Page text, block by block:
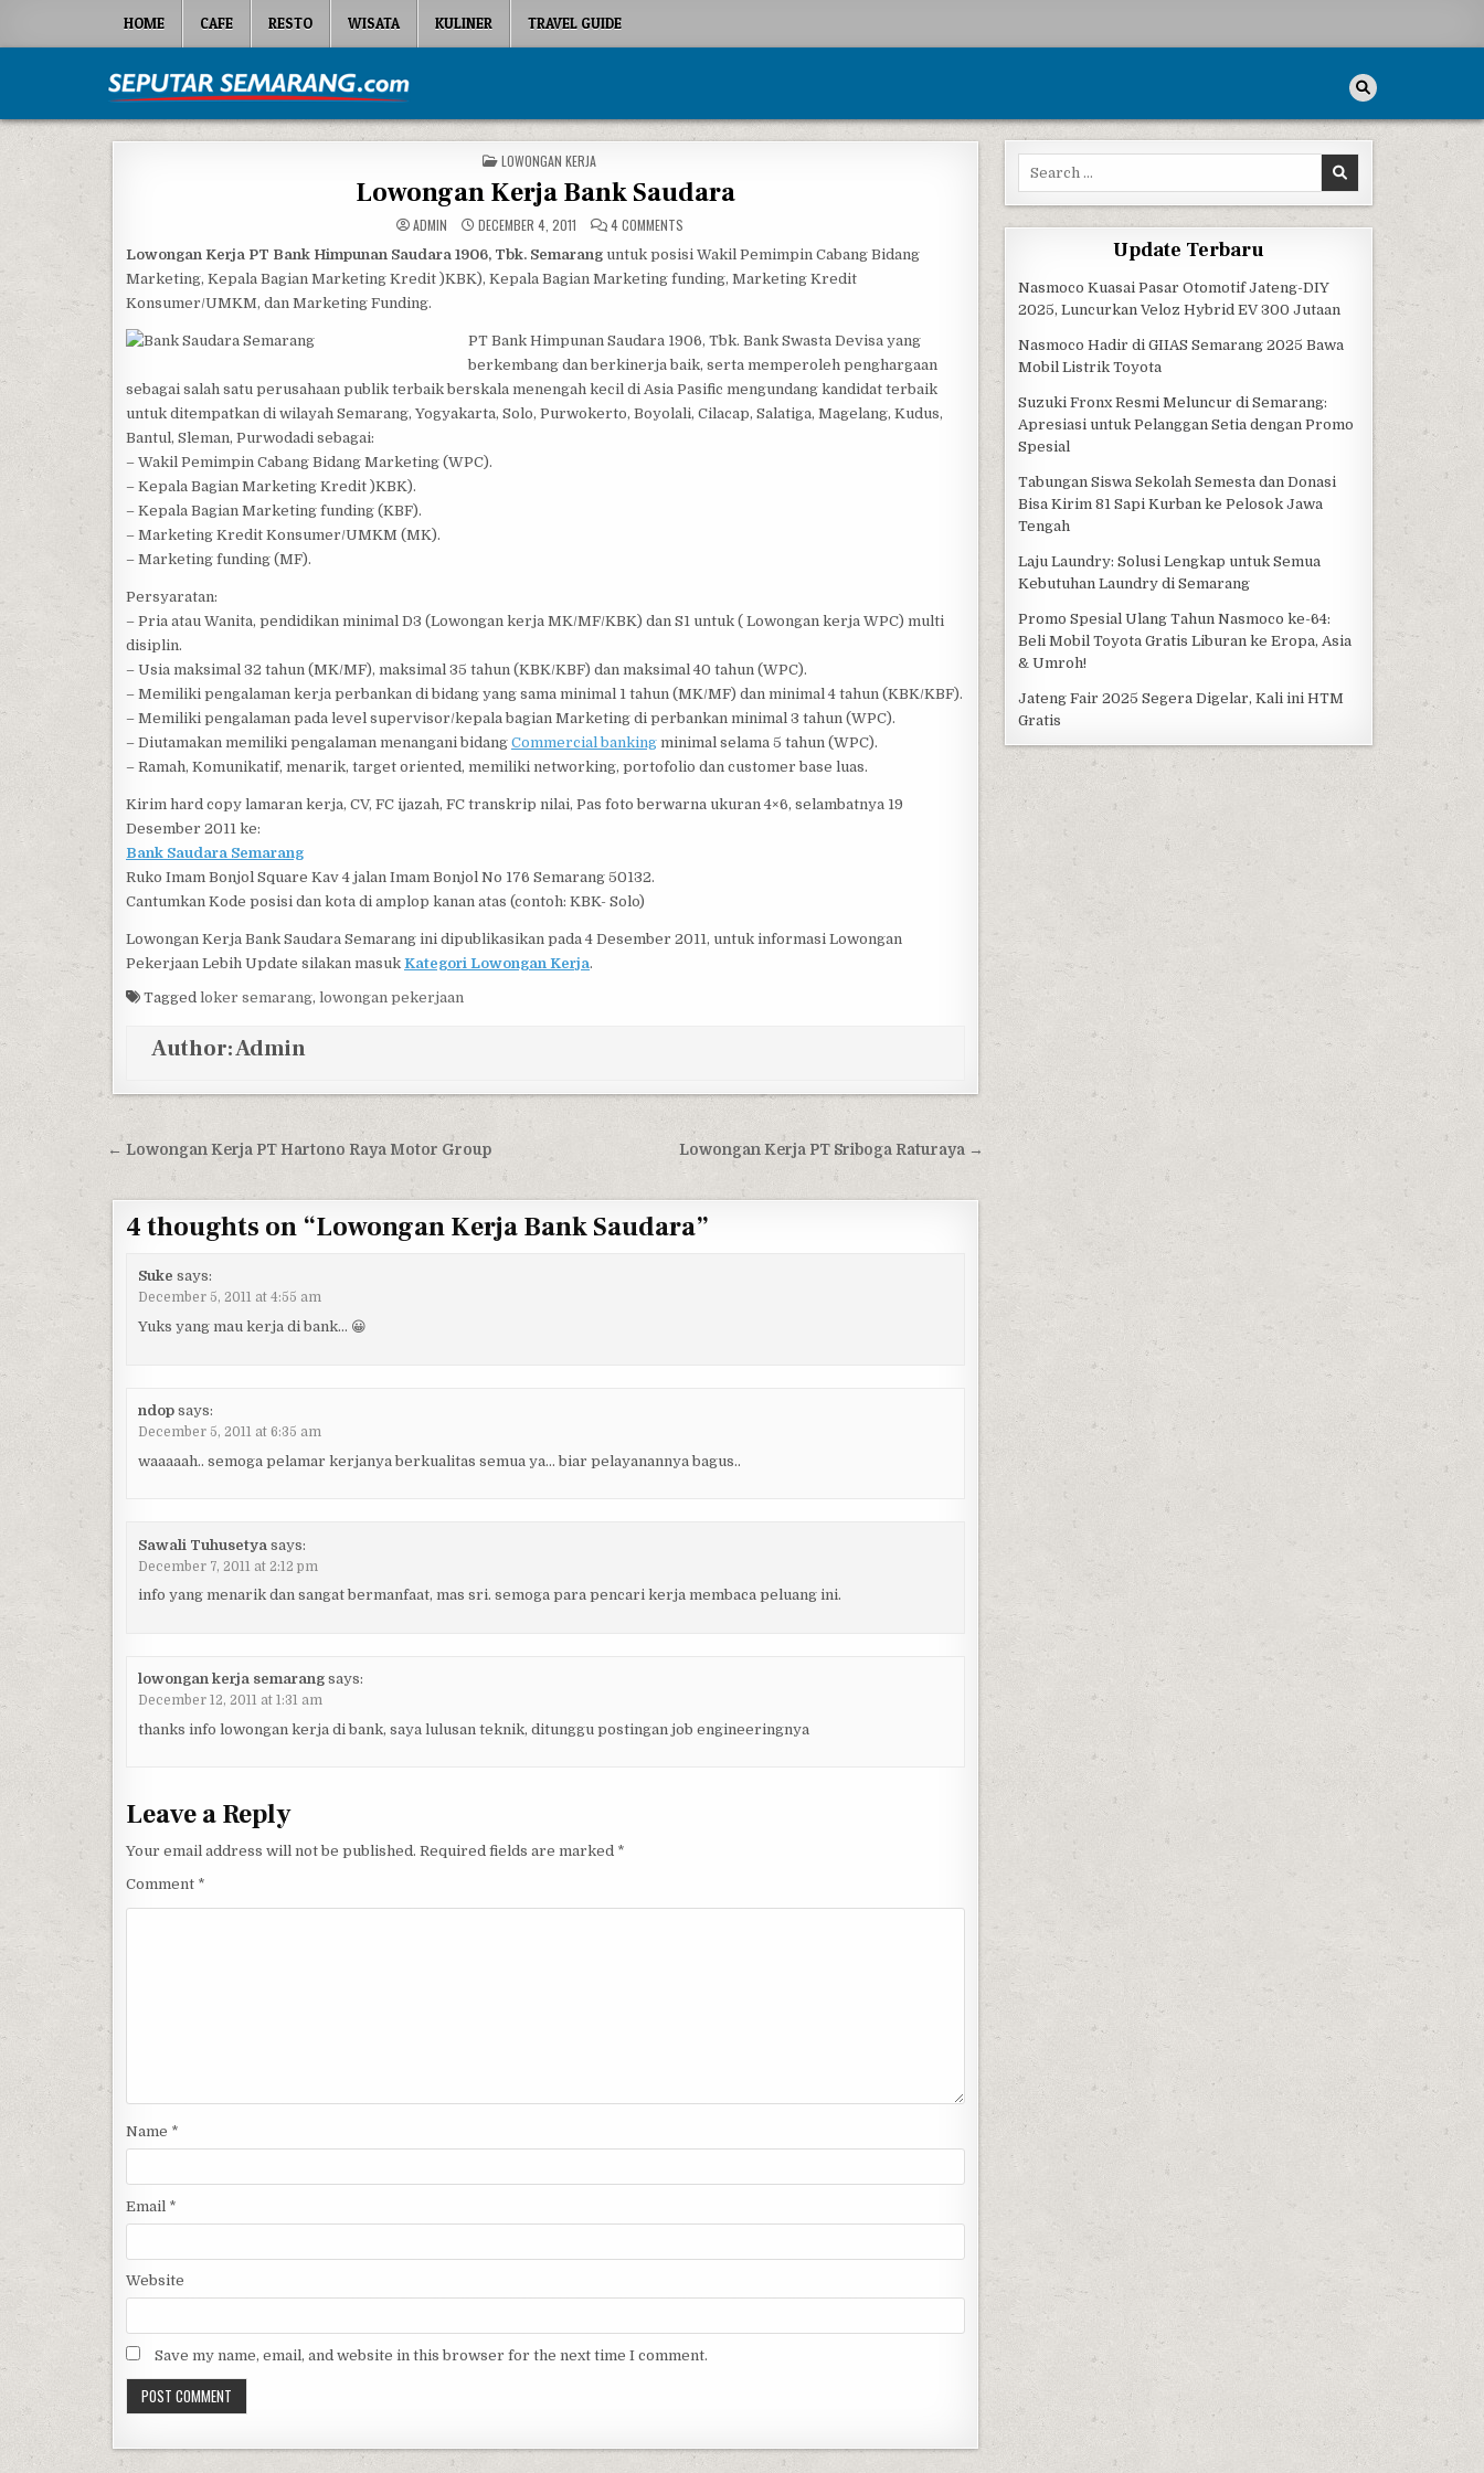
HOME CAFE RESTO WISATA KULINER TRAVEL GUIDE
Seputar Semarang
POSTED IN
LOWONGAN KERJA
Lowongan Kerja Bank Saudara
ADMIN DECEMBER 4, 2011 4 COMMENTSON LOWONGAN KERJA BANK SAUDARA
Lowongan Kerja PT Bank Himpunan Saudara 1906, Tbk. Semarang untuk posisi Wakil Pemimpin Cabang Bidang
Marketing, Kepala Bagian Marketing Kredit )KBK), Kepala Bagian Marketing funding, Marketing Kredit
Konsumer/UMKM, dan Marketing Funding.
PT Bank Himpunan Saudara 1906, Tbk. Bank Swasta Devisa yang
berkembang dan berkinerja baik, serta memperoleh penghargaan
sebagai salah satu perusahaan publik terbaik berskala menengah kecil di Asia Pasific mengundang kandidat terbaik
untuk ditempatkan di wilayah Semarang, Yogyakarta, Solo, Purwokerto, Boyolali, Cilacap, Salatiga, Magelang, Kudus,
Bantul, Sleman, Purwodadi sebagai:
– Wakil Pemimpin Cabang Bidang Marketing (WPC).
– Kepala Bagian Marketing Kredit )KBK).
– Kepala Bagian Marketing funding (KBF).
– Marketing Kredit Konsumer/UMKM (MK).
– Marketing funding (MF).
Persyaratan:
– Pria atau Wanita, pendidikan minimal D3 (Lowongan kerja MK/MF/KBK) dan S1 untuk ( Lowongan kerja WPC) multi
disiplin.
– Usia maksimal 32 tahun (MK/MF), maksimal 35 tahun (KBK/KBF) dan maksimal 40 tahun (WPC).
– Memiliki pengalaman kerja perbankan di bidang yang sama minimal 1 tahun (MK/MF) dan minimal 4 tahun (KBK/KBF).
– Memiliki pengalaman pada level supervisor/kepala bagian Marketing di perbankan minimal 3 tahun (WPC).
– Diutamakan memiliki pengalaman menangani bidang Commercial banking minimal selama 5 tahun (WPC).
– Ramah, Komunikatif, menarik, target oriented, memiliki networking, portofolio dan customer base luas.
Kirim hard copy lamaran kerja, CV, FC ijazah, FC transkrip nilai, Pas foto berwarna ukuran 4×6, selambatnya 19
Desember 2011 ke:
Bank Saudara Semarang
Ruko Imam Bonjol Square Kav 4 jalan Imam Bonjol No 176 Semarang 50132.
Cantumkan Kode posisi dan kota di amplop kanan atas (contoh: KBK- Solo)
Lowongan Kerja Bank Saudara Semarang ini dipublikasikan pada 4 Desember 2011, untuk informasi Lowongan
Pekerjaan Lebih Update silakan masuk Kategori Lowongan Kerja.
Tagged loker semarang, lowongan pekerjaan
Author:Admin
Post navigation Lowongan Kerja PT Sriboga Raturaya →
← Lowongan Kerja PT Hartono Raya Motor Group
4 thoughts on “Lowongan Kerja Bank Saudara”
Suke says:
December 5, 2011 at 4:55 am
Yuks yang mau kerja di bank… 😀
ndop says:
December 5, 2011 at 6:35 am
waaaaah.. semoga pelamar kerjanya berkualitas semua ya… biar pelayanannya bagus..
Sawali Tuhusetya says:
December 7, 2011 at 2:12 pm
info yang menarik dan sangat bermanfaat, mas sri. semoga para pencari kerja membaca peluang ini.
lowongan kerja semarang says:
December 12, 2011 at 1:31 am
thanks info lowongan kerja di bank, saya lulusan teknik, ditunggu postingan job engineeringnya
Leave a Reply
Your email address will not be published. Required fields are marked *
Comment *
Name *
Email *
Website
Save my name, email, and website in this browser for the next time I comment.
Search for:
Update Terbaru
Nasmoco Kuasai Pasar Otomotif Jateng-DIY
2025, Luncurkan Veloz Hybrid EV 300 Jutaan
Nasmoco Hadir di GIIAS Semarang 2025 Bawa
Mobil Listrik Toyota
Suzuki Fronx Resmi Meluncur di Semarang:
Apresiasi untuk Pelanggan Setia dengan Promo
Spesial
Tabungan Siswa Sekolah Semesta dan Donasi
Bisa Kirim 81 Sapi Kurban ke Pelosok Jawa
Tengah
Laju Laundry: Solusi Lengkap untuk Semua
Kebutuhan Laundry di Semarang
Promo Spesial Ulang Tahun Nasmoco ke-64:
Beli Mobil Toyota Gratis Liburan ke Eropa, Asia
& Umroh!
Jateng Fair 2025 Segera Digelar, Kali ini HTM
Gratis